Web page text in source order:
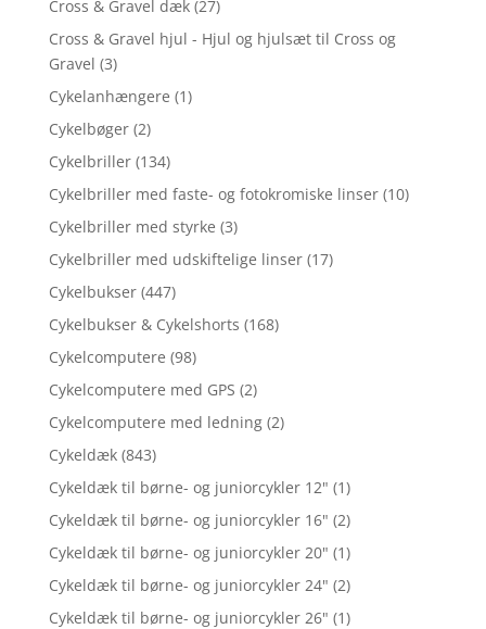
Cross & Gravel dæk (27)
Cross & Gravel hjul - Hjul og hjulsæt til Cross og
Gravel (3)
Cykelanhængere (1)
Cykelbøger (2)
Cykelbriller (134)
Cykelbriller med faste- og fotokromiske linser (10)
Cykelbriller med styrke (3)
Cykelbriller med udskiftelige linser (17)
Cykelbukser (447)
Cykelbukser & Cykelshorts (168)
Cykelcomputere (98)
Cykelcomputere med GPS (2)
Cykelcomputere med ledning (2)
Cykeldæk (843)
Cykeldæk til børne- og juniorcykler 12" (1)
Cykeldæk til børne- og juniorcykler 16" (2)
Cykeldæk til børne- og juniorcykler 20" (1)
Cykeldæk til børne- og juniorcykler 24" (2)
Cykeldæk til børne- og juniorcykler 26" (1)